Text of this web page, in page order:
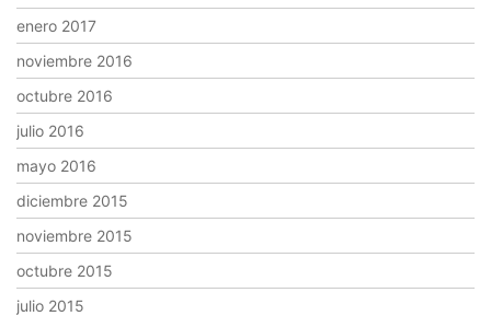
enero 2017
noviembre 2016
octubre 2016
julio 2016
mayo 2016
diciembre 2015
noviembre 2015
octubre 2015
julio 2015